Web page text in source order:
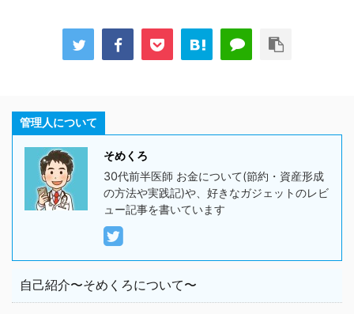
管理人について
そめくろ
30代前半医師 お金について(節約・資産形成
の方法や実践記)や、好きなガジェットのレビ
ュー記事を書いています
自己紹介〜そめくろについて〜